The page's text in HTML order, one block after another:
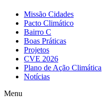
Missão Cidades
Pacto Climático
Bairro C
Boas Práticas
Projetos
CVE 2026
Plano de Ação Climática
Notícias
Menu